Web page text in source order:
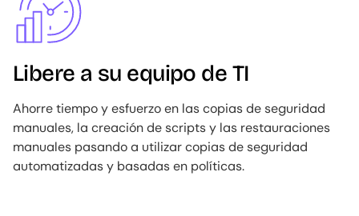
Libere a su equipo de TI
Ahorre tiempo y esfuerzo en las copias de seguridad
manuales, la creación de scripts y las restauraciones
manuales pasando a utilizar copias de seguridad
automatizadas y basadas en políticas.